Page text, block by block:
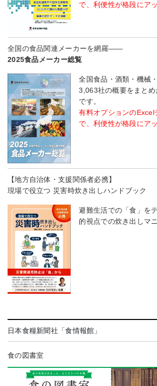
で、利便性が格段にア
全国の食品関連メーカーを網羅――
2025食品メーカー総覧
全国食品・酒類・機械
3,063社の概要をまと
です。
有料オプションのExcel
で、利便性が格段にア
【地方自治体・支援関係者必携】
現場で役立つ 災害時炊き出しハンドブック
避難生活での「食」を
的視点での炊き出しマ
日本食糧新聞社「食情報館」
食の図書室